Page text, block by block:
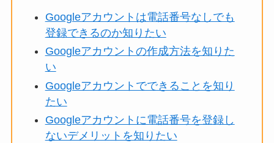
Googleアカウントは電話番号なしでも
登録できるのか知りたい
Googleアカウントの作成方法を知りた
い
Googleアカウントでできることを知り
たい
Googleアカウントに電話番号を登録し
ないデメリットを知りたい